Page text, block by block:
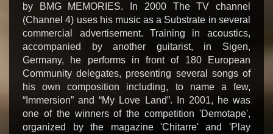
by BMG MEMORIES. In 2000 The TV channel
(Channel 4) uses his music as a Substrate in several
commercial advertisement. Training in acoustics,
accompanied by another guitarist, in Sigen,
Germany, he performs in front of 180 European
Community delegates, presenting several songs of
his own composition including, to name a few,
“Immersion” and “My Love Land”. In 2001, he was
one of the winners of the competition 'Demotape',
organized by the magazine 'Chitarre' and 'Play